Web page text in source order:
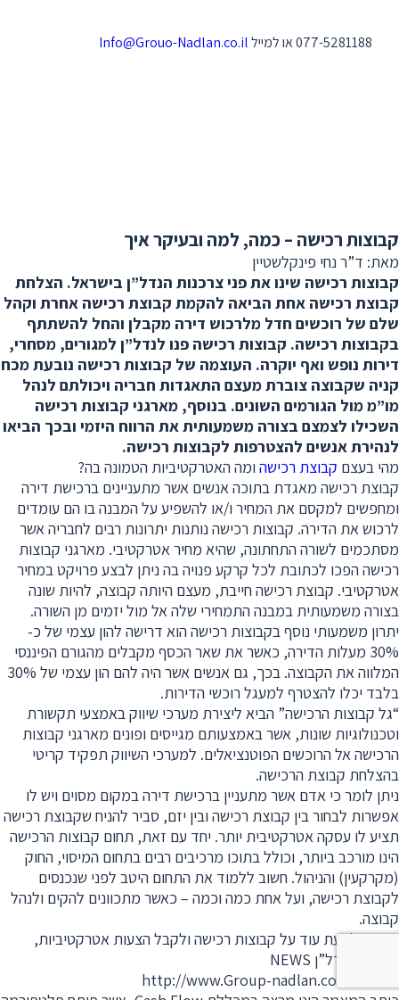
077-5281188 או למייל Info@Grouo-Nadlan.co.il
קבוצות רכישה – כמה, למה ובעיקר איך
מאת: ד”ר נחי פינקלשטיין
קבוצות רכישה שינו את פני צרכנות הנדל”ן בישראל. הצלחת
קבוצת רכישה אחת הביאה להקמת קבוצת רכישה אחרת וקהל
שלם של רוכשים חדל מלרכוש דירה מקבלן והחל להשתתף
בקבוצות רכישה. קבוצות רכישה פנו לנדל”ן למגורים, מסחרי,
דירות נופש ואף יוקרה. העוצמה של קבוצות רכישה נובעת מכח
קניה שקבוצה צוברת מעצם התאגדות חבריה ויכולתם לנהל
מו”מ מול הגורמים השונים. בנוסף, מארגני קבוצות רכישה
השכילו לצמצם בצורה משמעותית את הרווח היזמי ובכך הביאו
לנהירת אנשים להצטרפות לקבוצות רכישה.
מהי בעצם קבוצת רכישהומה האטרקטיביות הטמונה בה?
קבוצת רכישה מאגדת בתוכה אנשים אשר מתעניינים ברכישת דירה
ומחפשים למקסם את המחיר ו/או להשפיע על המבנה בו הם עומדים
לרכוש את הדירה. קבוצות רכישה נותנות יתרונות רבים לחבריה אשר
מסתכמים לשורה התחתונה, שהיא מחיר אטרקטיבי. מארגני קבוצות
רכישה הפכו לכתובת לכל קרקע פנויה בה ניתן לבצע פרויקט במחיר
אטרקטיבי. קבוצת רכישה חייבת, מעצם היותה קבוצה, להיות שונה
בצורה משמעותית במבנה התמחירי שלה אל מול יזמים מן השורה.
יתרון משמעותי נוסף בקבוצות רכישה הוא דרישה להון עצמי של כ-
30% מעלות הדירה, כאשר את שאר הכסף מקבלים מהגורם הפיננסי
המלווה את הקבוצה. בכך, גם אנשים אשר היה להם הון עצמי של 30%
בלבד יכלו להצטרף למעגל רוכשי הדירות.
“גל קבוצות הרכישה” הביא ליצירת מערכי שיווק באמצעי תקשורת
וטכנולוגיות שונות, אשר באמצעותם מגייסים ופונים מארגני קבוצות
הרכישה אל הרוכשים הפוטנציאלים. למערכי השיווק תפקיד קריטי
בהצלחת קבוצת הרכישה.
ניתן לומר כי אדם אשר מתעניין ברכישת דירה במקום מסוים ויש לו
אפשרות לבחור בין קבוצת רכישה ובין יזם, סביר להניח שקבוצת רכישה
תציע לו עסקה אטרקטיבית יותר. יחד עם זאת, תחום קבוצות הרכישה
הינו מורכב ביותר, וכולל בתוכו מרכיבים רבים בתחום המיסוי, החוק
(מקרקעין) והניהול. חשוב ללמוד את התחום היטב לפני שנכנסים
לקבוצת רכישה, ועל אחת כמה וכמה – כאשר מתכוונים להקים ולנהל
קבוצה.
מעוניין לדעת עוד על קבוצות רכישה ולקבל הצעות אטרקטיביות,
הצטרף לנדל”ן NEWS